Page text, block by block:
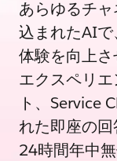
あらゆるチ
込まれたAI
体験を向上
エクスペリ
ト、Service
れた即座の
24時間年中